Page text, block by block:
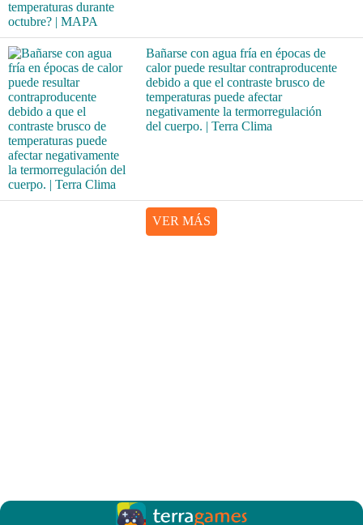
Bañarse con agua fría en épocas de
calor puede resultar contraproducente
debido a que el contraste brusco de
temperaturas puede afectar
negativamente la termorregulación
del cuerpo. | Terra Clima
VER MÁS